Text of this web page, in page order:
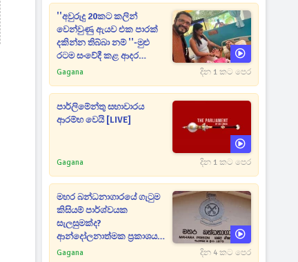
''අවුරුදු 20කට කලින්
වෙන්වුණු ඇයව එක පාරක්
දකින්න තිබ්බා නම් ''-මුළු
රටම සංවේදී කළ ආදර
අමරණීය මතකය
Gagana දින 1 කට පෙර
පාර්ලිමේන්තු සභාවාරය
ආරම්භ වෙයි [LIVE]
Gagana දින 1 කට පෙර
මහර බන්ධනාගාරයේ ගැටුම
කිසියම් පාර්ශ්වයක
සැලසුමක්ද?
ආන්දෝලනාත්මක ප්‍රකාශයක්
එළියට [VIDEO]
Gagana දින 4 කට පෙර